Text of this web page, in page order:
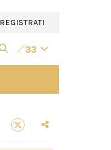
REGISTRATI
33